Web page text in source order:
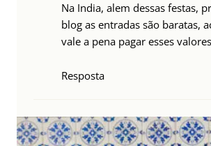
Na India, alem dessas festas,
blog as entradas são baratas,
vale a pena pagar esses
Resposta